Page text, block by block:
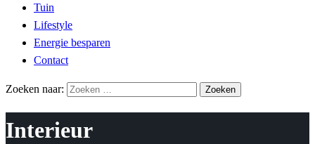
Tuin
Lifestyle
Energie besparen
Contact
Zoeken naar:
Interieur